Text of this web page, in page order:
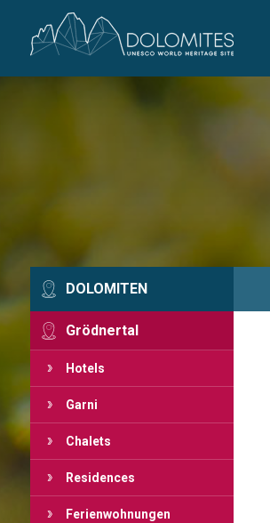
DOLOMITEN
Grödnertal
Hotels
Garni
Chalets
Residences
Ferienwohnungen